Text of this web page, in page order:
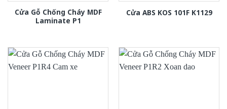
Cửa Gỗ Chống Cháy MDF
Laminate P1
Cửa ABS KOS 101F K1129